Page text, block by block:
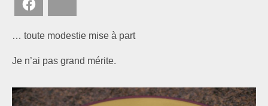
… toute modestie mise à part
Je n’ai pas grand mérite.